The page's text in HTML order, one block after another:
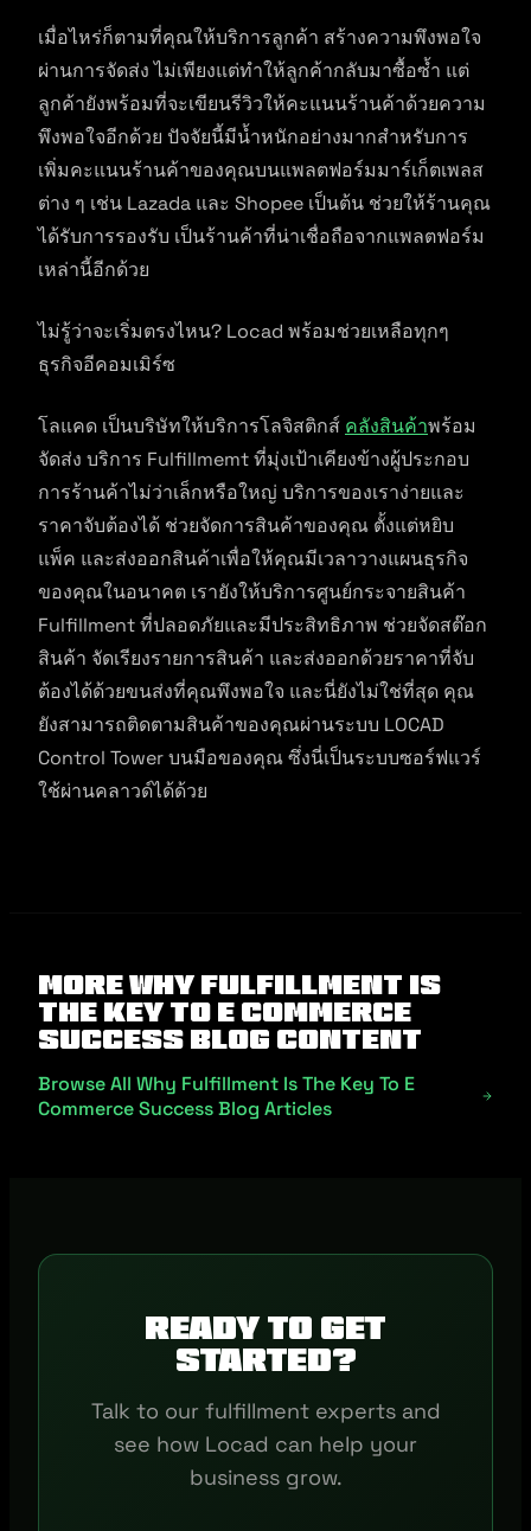
เมื่อไหร่ก็ตามที่คุณให้บริการลูกค้า สร้างความพึงพอใจ
ผ่านการจัดส่ง ไม่เพียงแต่ทำให้ลูกค้ากลับมาซื้อซ้ำ แต่
ลูกค้ายังพร้อมที่จะเขียนรีวิวให้คะแนนร้านค้าด้วยความ
พึงพอใจอีกด้วย ปัจจัยนี้มีน้ำหนักอย่างมากสำหรับการ
เพิ่มคะแนนร้านค้าของคุณบนแพลตฟอร์มมาร์เก็ตเพลส
ต่าง ๆ เช่น Lazada และ Shopee เป็นต้น ช่วยให้ร้านคุณ
ได้รับการรองรับ เป็นร้านค้าที่น่าเชื่อถือจากแพลตฟอร์ม
เหล่านี้อีกด้วย
ไม่รู้ว่าจะเริ่มตรงไหน? Locad พร้อมช่วยเหลือทุกๆ
ธุรกิจอีคอมเมิร์ซ
โลแคด เป็นบริษัทให้บริการโลจิสติกส์ คลังสินค้าพร้อม
จัดส่ง บริการ Fulfillmemt ที่มุ่งเป้าเคียงข้างผู้ประกอบ
การร้านค้าไม่ว่าเล็กหรือใหญ่ บริการของเราง่ายและ
ราคาจับต้องได้ ช่วยจัดการสินค้าของคุณ ตั้งแต่หยิบ
แพ็ค และส่งออกสินค้าเพื่อให้คุณมีเวลาวางแผนธุรกิจ
ของคุณในอนาคต เรายังให้บริการศูนย์กระจายสินค้า
Fulfillment ที่ปลอดภัยและมีประสิทธิภาพ ช่วยจัดสต๊อก
สินค้า จัดเรียงรายการสินค้า และส่งออกด้วยราคาที่จับ
ต้องได้ด้วยขนส่งที่คุณพึงพอใจ และนี่ยังไม่ใช่ที่สุด คุณ
ยังสามารถติดตามสินค้าของคุณผ่านระบบ LOCAD
Control Tower บนมือของคุณ ซึ่งนี่เป็นระบบซอร์ฟแวร์
ใช้ผ่านคลาวด์ได้ด้วย
More Why Fulfillment Is
The Key To E Commerce
Success Blog Content
Browse All Why Fulfillment Is The Key To E
Commerce Success Blog Articles
Ready to get
started?
Talk to our fulfillment experts and
see how Locad can help your
business grow.